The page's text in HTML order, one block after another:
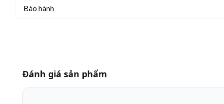
Bảo hành
Đánh giá sản phẩm